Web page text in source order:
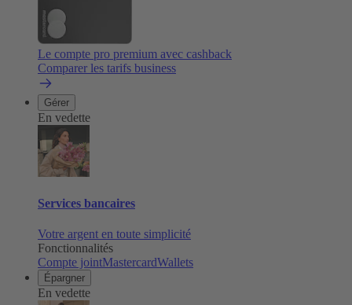
Le compte pro premium avec cashback
Comparer les tarifs business
Gérer
En vedette
Services bancaires
Votre argent en toute simplicité
Fonctionnalités
Compte jointMastercardWallets
Épargner
En vedette